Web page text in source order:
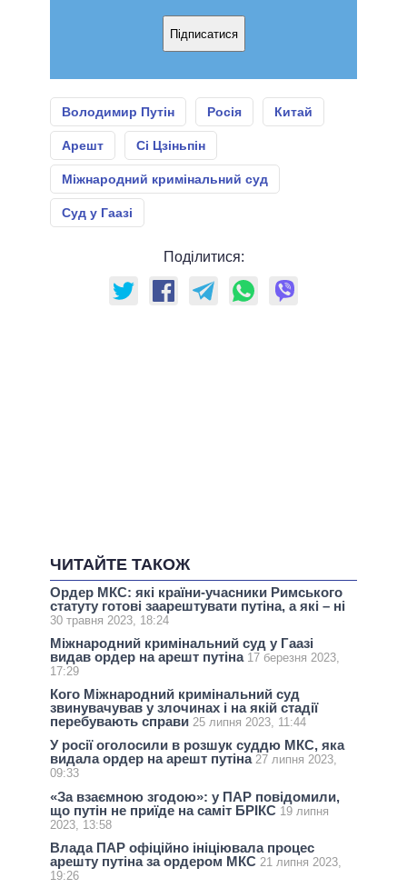
Підписатися
Володимир Путін Росія Китай
Арешт Сі Цзіньпін
Міжнародний кримінальний суд
Суд у Гаазі
Поділитися:
ЧИТАЙТЕ ТАКОЖ
Ордер МКС: які країни-учасники Римського
статуту готові заарештувати путіна, а які – ні
30 травня 2023, 18:24
Міжнародний кримінальний суд у Гаазі
видав ордер на арешт путіна 17 березня 2023,
17:29
Кого Міжнародний кримінальний суд
звинувачував у злочинах і на якій стадії
перебувають справи 25 липня 2023, 11:44
У росії оголосили в розшук суддю МКС, яка
видала ордер на арешт путіна 27 липня 2023,
09:33
«За взаємною згодою»: у ПАР повідомили,
що путін не приїде на саміт БРІКС 19 липня
2023, 13:58
Влада ПАР офіційно ініціювала процес
арешту путіна за ордером МКС 21 липня 2023,
19:26